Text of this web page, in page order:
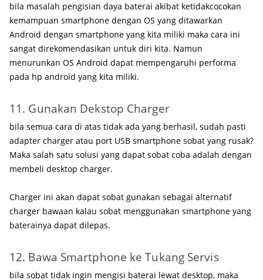
bila masalah pengisian daya baterai akibat ketidakcocokan
kemampuan smartphone dengan OS yang ditawarkan
Android dengan smartphone yang kita miliki maka cara ini
sangat direkomendasikan untuk diri kita. Namun
menurunkan OS Android dapat mempengaruhi performa
pada hp android yang kita miliki.
11. Gunakan Dekstop Charger
bila semua cara di atas tidak ada yang berhasil, sudah pasti
adapter charger atau port USB smartphone sobat yang rusak?
Maka salah satu solusi yang dapat sobat coba adalah dengan
membeli desktop charger.
Charger ini akan dapat sobat gunakan sebagai alternatif
charger bawaan kalau sobat menggunakan smartphone yang
baterainya dapat dilepas.
12. Bawa Smartphone ke Tukang Servis
bila sobat tidak ingin mengisi baterai lewat desktop, maka